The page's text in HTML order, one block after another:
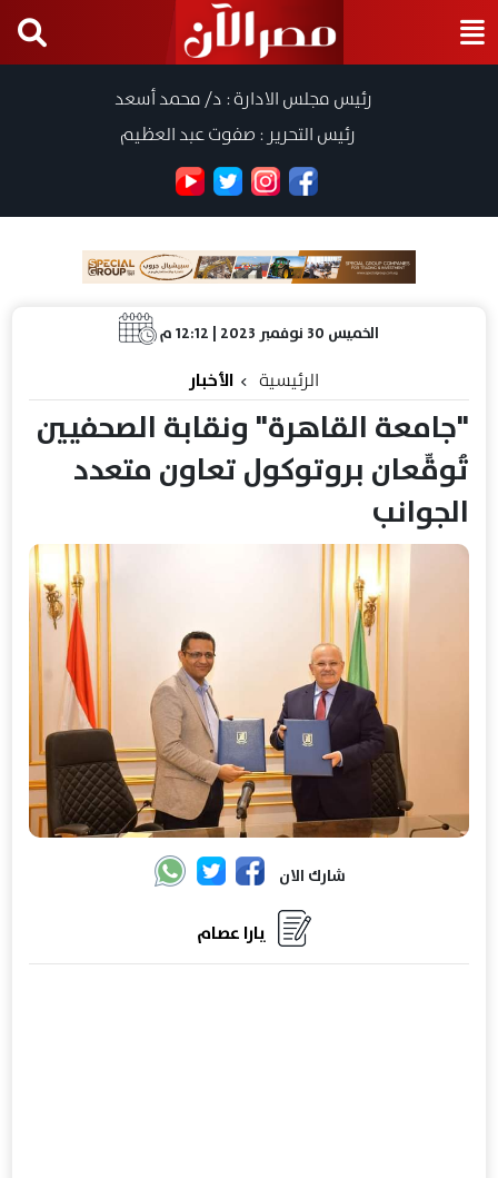
رئيس مجلس الادارة : د/ محمد أسعد
رئيس التحرير : صفوت عبد العظيم
الخميس 30 نوفمبر 2023 | 12:12 م
الرئيسية الأخبار
"جامعة القاهرة" ونقابة الصحفيين
تُوقِّعان بروتوكول تعاون متعدد
الجوانب
شارك الان
يارا عصام